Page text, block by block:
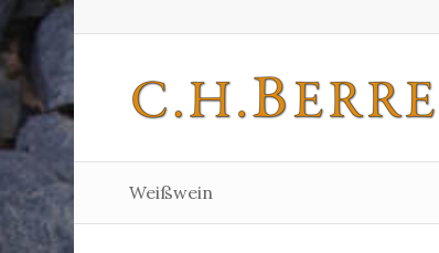
Weißwein